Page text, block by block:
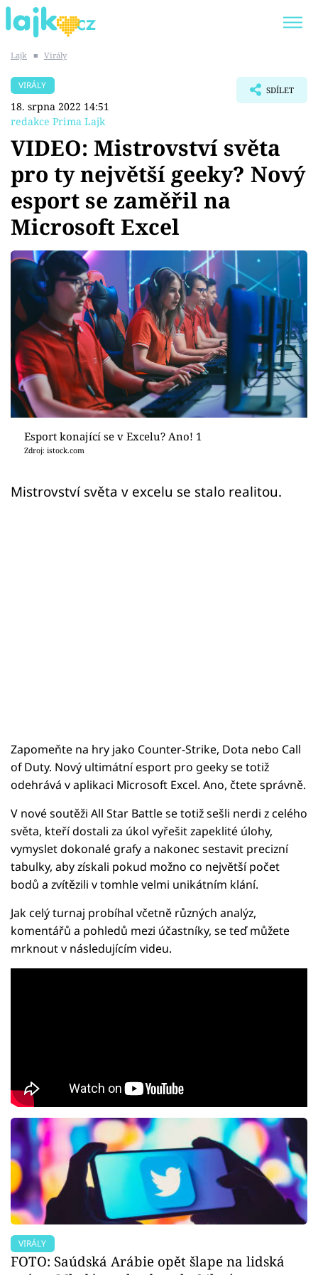
SHOPAHOLICADEL
Témata
Showbyznys
Youtubeři
Virály
Sex a vztahy
Videa
Sledujte prima+
Přihlášení
Sledujte nás
Lajk ■ Virály
VIRÁLY
18. srpna 2022 14:51
redakce Prima Lajk
SDÍLET
VIDEO: Mistrovství světa
pro ty největší geeky? Nový
esport se zaměřil na
Microsoft Excel
Esport konající se v Excelu? Ano! 1
Zdroj: istock.com
Mistrovství světa v excelu se stalo realitou.
Zapomeňte na hry jako Counter-Strike, Dota nebo Call
of Duty. Nový ultimátní esport pro geeky se totiž
odehrává v aplikaci Microsoft Excel. Ano, čtete správně.
V nové soutěži All Star Battle se totiž sešli nerdi z celého
světa, kteří dostali za úkol vyřešit zapeklité úlohy,
vymyslet dokonalé grafy a nakonec sestavit precizní
tabulky, aby získali pokud možno co největší počet
bodů a zvítězili v tomhle velmi unikátním klání.
Jak celý turnaj probíhal včetně různých analýz,
komentářů a pohledů mezi účastníky, se teď můžete
mrknout v následujícím videu.
VIRÁLY
FOTO: Saúdská Arábie opět šlape na lidská